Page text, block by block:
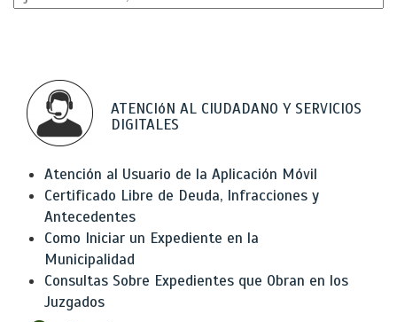
ATENCIóN AL CIUDADANO Y SERVICIOS
DIGITALES
Atención al Usuario de la Aplicación Móvil
Certificado Libre de Deuda, Infracciones y
Antecedentes
Como Iniciar un Expediente en la
Municipalidad
Consultas Sobre Expedientes que Obran en los
Juzgados